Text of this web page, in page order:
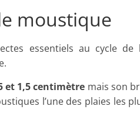
moustique
essentiels au cycle
et 1,5 centimètre mais son
l’une des plaies les